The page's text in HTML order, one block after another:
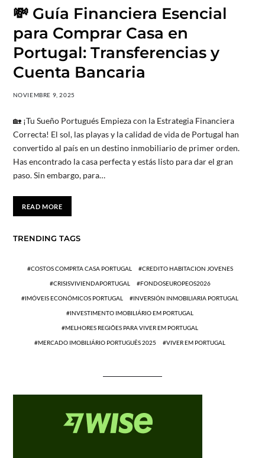
💸 Guía Financiera Esencial
para Comprar Casa en
Portugal: Transferencias y
Cuenta Bancaria
NOVIEMBRE 9, 2025
🏡 ¡Tu Sueño Portugués Empieza con la Estrategia Financiera
Correcta! El sol, las playas y la calidad de vida de Portugal han
convertido al país en un destino inmobiliario de primer orden.
Has encontrado la casa perfecta y estás listo para dar el gran
paso. Sin embargo, para…
READ MORE
TRENDING TAGS
COSTOS COMPRTA CASA PORTUGAL CREDITO HABITACION JOVENES
CRISISVIVIENDAPORTUGAL FONDOSEUROPEOS2026
IMÓVEIS ECONÓMICOS PORTUGAL INVERSIÓN INMOBILIARIA PORTUGAL
INVESTIMENTO IMOBILIÁRIO EM PORTUGAL
MELHORES REGIÕES PARA VIVER EM PORTUGAL
MERCADO IMOBILIÁRIO PORTUGUÊS 2025 VIVER EM PORTUGAL